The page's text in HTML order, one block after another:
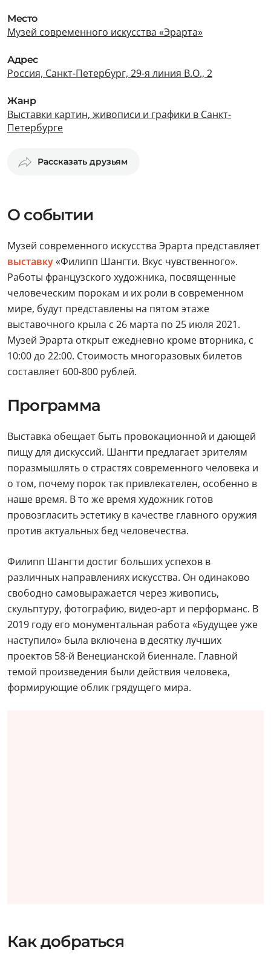
Место
Музей современного искусства «Эрарта»
Адрес
Россия, Санкт-Петербург, 29-я линия В.О., 2
Жанр
Выставки картин, живописи и графики в Санкт-
Петербурге
Рассказать друзьям
О событии
Музей современного искусства Эрарта представляет
выставку«Филипп Шангти. Вкус чувственного».
Работы французского художника, посвященные
человеческим порокам и их роли в современном
мире, будут представлены на пятом этаже
выставочного крыла с 26 марта по 25 июля 2021.
Музей Эрарта открыт ежедневно кроме вторника, с
10:00 до 22:00. Стоимость многоразовых билетов
составляет 600-800 рублей.
Программа
Выставка обещает быть провокационной и дающей
пищу для дискуссий. Шангти предлагает зрителям
поразмышлять о страстях современного человека и
о том, почему порок так привлекателен, особенно в
наше время. В то же время художник готов
провозгласить эстетику в качестве главного оружия
против актуальных бед человечества.
Филипп Шангти достиг больших успехов в
различных направлениях искусства. Он одинаково
свободно самовыражается через живопись,
скульптуру, фотографию, видео-арт и перформанс. В
2019 году его монументальная работа «Будущее уже
наступило» была включена в десятку лучших
проектов 58-й Венецианской биеннале. Главной
темой произведения были действия человека,
формирующие облик грядущего мира.
Как добраться